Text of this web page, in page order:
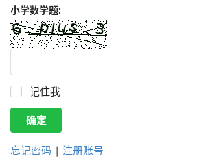
小学数学题:
记住我
确定
忘记密码 | 注册账号